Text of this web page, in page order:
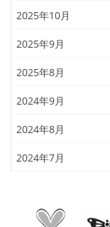
2025年10月
2025年9月
2025年8月
2024年9月
2024年8月
2024年7月